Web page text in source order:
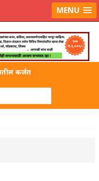
नोंदणी करा MENU
कर्जत
महत्त्वाचे शहर